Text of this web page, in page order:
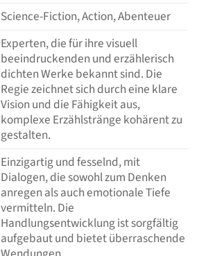
Science-Fiction, Action, Abenteuer
Experten, die für ihre visuell
beeindruckenden und erzählerisch
dichten Werke bekannt sind. Die
Regie zeichnet sich durch eine klare
Vision und die Fähigkeit aus,
komplexe Erzählstränge kohärent zu
gestalten.
Einzigartig und fesselnd, mit
Dialogen, die sowohl zum Denken
anregen als auch emotionale Tiefe
vermitteln. Die
Handlungsentwicklung ist sorgfältig
aufgebaut und bietet überraschende